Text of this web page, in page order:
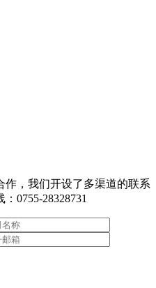
作，我们开设了多渠道的联系
0755-28328731